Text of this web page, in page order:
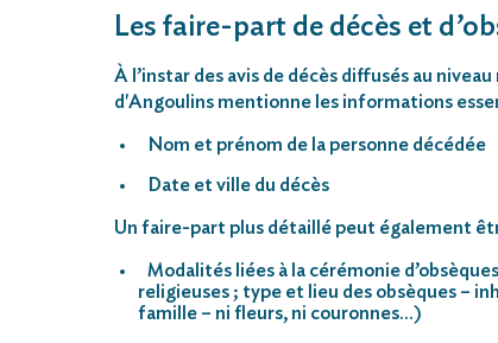
Les faire-part de décès et
À l’instar des avis de décès diffusés au
d'Angoulins mentionne les informations
Nom et prénom de la personne décédée
Date et ville du décès
Un faire-part plus détaillé peut également
Modalités liées à la cérémonie
religieuses ; type et lieu des obsèques –
famille – ni fleurs, ni couronnes…)